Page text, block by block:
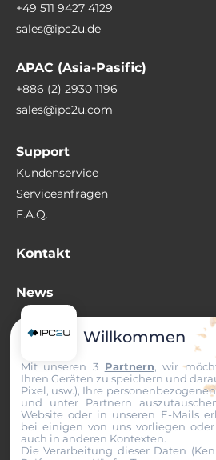
+49 511 9427 4129
sales@ipc2u.de
APAC (Asia-Pasific)
+886 (2) 2930 1196
sales@ipc2u.com
Support
Kundenservice
Serviceanfragen
F.A.Q.
Kontakt
News
WissenswertesWillkommen
Mit unseren 3 Partnern, wir
Ihren Geräten zu speichern und
Pixel, usw.), Ihre
und unter Partnern
Website oder in unseren E-Mails
bei einigen von uns vorliegen oder
auch in anderen Kontexten.
Die Verarbeitung dieser Daten